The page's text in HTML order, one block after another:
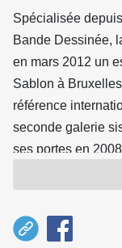
Spécialisée
Bande Dessinée,
en mars 2012 un
Sablon à
référence
seconde galerie
ses portes en
Alain Huberty et
collectionneurs
originales signées